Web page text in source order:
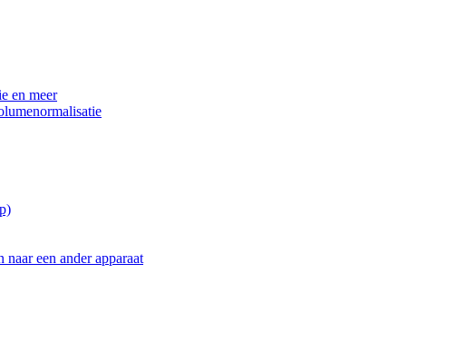
en meer
een ander apparaat